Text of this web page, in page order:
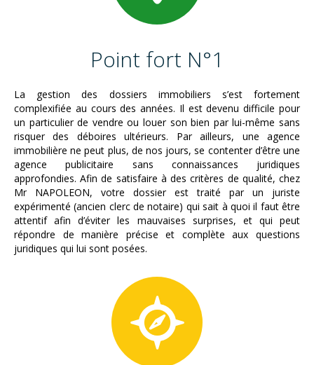
Point fort N°1
La gestion des dossiers immobiliers s’est fortement
complexifiée au cours des années. Il est devenu difficile pour
un particulier de vendre ou louer son bien par lui-même sans
risquer des déboires ultérieurs. Par ailleurs, une agence
immobilière ne peut plus, de nos jours, se contenter d’être une
agence publicitaire sans connaissances juridiques
approfondies. Afin de satisfaire à des critères de qualité, chez
Mr NAPOLEON, votre dossier est traité par un juriste
expérimenté (ancien clerc de notaire) qui sait à quoi il faut être
attentif afin d’éviter les mauvaises surprises, et qui peut
répondre de manière précise et complète aux questions
juridiques qui lui sont posées.